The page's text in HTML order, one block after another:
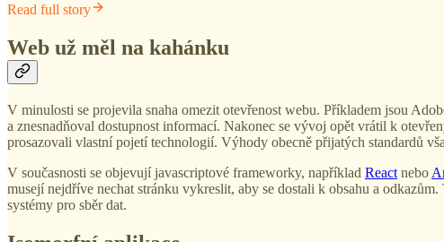
Read full story
Web už měl na kahánku
V minulosti se projevila snaha omezit otevřenost webu. Příkladem jsou
a znesnadňoval dostupnost informací. Nakonec se vývoj opět vrátil k
prosazovali vlastní pojetí technologií. Výhody obecně přijatých standardů
V současnosti se objevují javascriptové frameworky, například React nebo
musejí nejdříve nechat stránku vykreslit, aby se dostali k obsahu a odkazům.
systémy pro sběr dat.